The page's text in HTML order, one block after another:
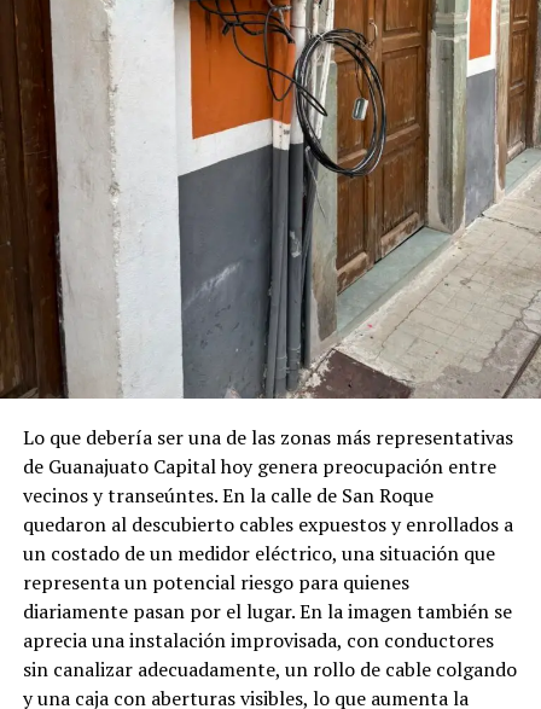
Lo que debería ser una de las zonas más representativas
de Guanajuato Capital hoy genera preocupación entre
vecinos y transeúntes. En la calle de San Roque
quedaron al descubierto cables expuestos y enrollados a
un costado de un medidor eléctrico, una situación que
representa un potencial riesgo para quienes
diariamente pasan por el lugar. En la imagen también se
aprecia una instalación improvisada, con conductores
sin canalizar adecuadamente, un rollo de cable colgando
y una caja con aberturas visibles, lo que aumenta la